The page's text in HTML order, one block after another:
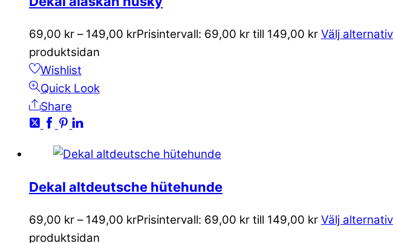
69,00 kr – 149,00 krPrisintervall: 69,00 kr till 149,00 kr Välj alternativ
produktsidan
Wishlist
Quick Look
Share
Dekal altdeutsche hütehunde
69,00 kr – 149,00 krPrisintervall: 69,00 kr till 149,00 kr Välj alternativ
produktsidan